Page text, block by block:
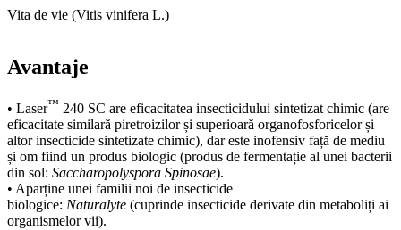
Vita de vie (Vitis vinifera L.)
Avantaje
• Laser™ 240 SC are eficacitatea insecticidului sintetizat chimic (are
eficacitate similară piretroizilor și superioară organofosforicelor și
altor insecticide sintetizate chimic), dar este inofensiv față de mediu
și om fiind un produs biologic (produs de fermentație al unei bacterii
din sol: Saccharopolyspora Spinosae).
• Aparține unei familii noi de insecticide
biologice: Naturalyte (cuprinde insecticide derivate din metaboliți ai
organismelor vii).